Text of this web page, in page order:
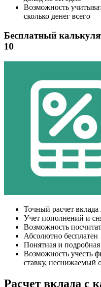
Возможность
сколько денег всего
Бесплатный
10
Точный расчет
Учет пополнений и
Возможность
Абсолютно бесплатен
Понятная и подробная
Возможность учесть
ставку, неснижаемый
Расчет вклада с